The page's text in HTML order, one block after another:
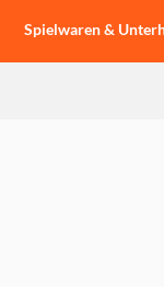
Spielwaren &